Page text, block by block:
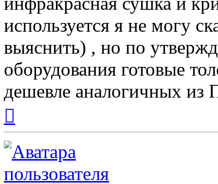
используется я не могу
выяснить) , но по
оборудования готовые
дешевле аналогичных из
началу